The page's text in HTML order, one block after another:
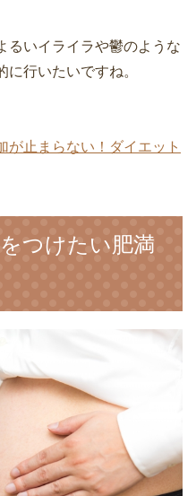
るいイライラや鬱のような
行いたいですね。
が止まらない！ダイエット
つけたい肥満